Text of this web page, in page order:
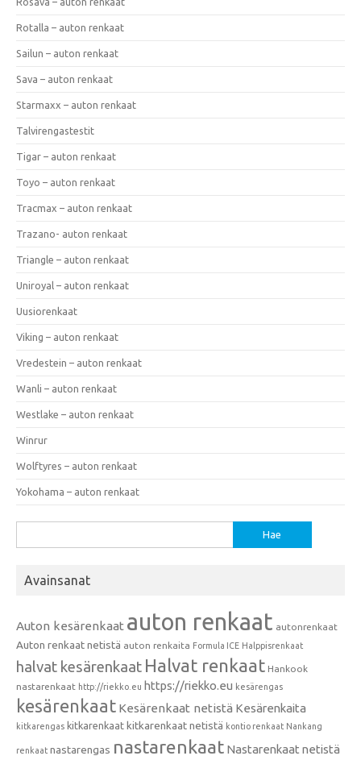
Rotalla – auton renkaat
Sailun – auton renkaat
Sava – auton renkaat
Starmaxx – auton renkaat
Talvirengastestit
Tigar – auton renkaat
Toyo – auton renkaat
Tracmax – auton renkaat
Trazano- auton renkaat
Triangle – auton renkaat
Uniroyal – auton renkaat
Uusiorenkaat
Viking – auton renkaat
Vredestein – auton renkaat
Wanli – auton renkaat
Westlake – auton renkaat
Winrur
Wolftyres – auton renkaat
Yokohama – auton renkaat
Avainsanat
Auton kesärenkaat auton renkaat autonrenkaat
Auton renkaat netistä auton renkaita Formula ICE Halppisrenkaat
halvat kesärenkaat Halvat renkaat Hankook
nastarenkaat http://riekko.eu https://riekko.eu kesärengas
kesärenkaat Kesärenkaat netistä Kesärenkaita
kitkarengas kitkarenkaat kitkarenkaat netistä kontio renkaat Nankang
renkaat nastarengas nastarenkaat Nastarenkaat netistä